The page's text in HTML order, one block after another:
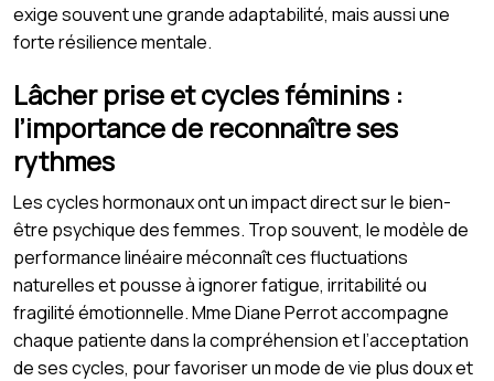
exige souvent une grande adaptabilité, mais aussi une
forte résilience mentale.
Lâcher prise et cycles féminins :
l’importance de reconnaître ses
rythmes
Les cycles hormonaux ont un impact direct sur le bien-
être psychique des femmes. Trop souvent, le modèle de
performance linéaire méconnaît ces fluctuations
naturelles et pousse à ignorer fatigue, irritabilité ou
fragilité émotionnelle. Mme Diane Perrot accompagne
chaque patiente dans la compréhension et l’acceptation
de ses cycles, pour favoriser un mode de vie plus doux et